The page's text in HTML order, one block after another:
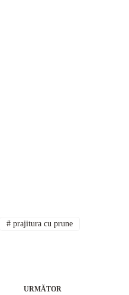
# prajitura cu prune
URMĂTOR